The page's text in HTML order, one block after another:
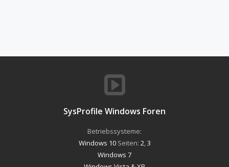
SysProfile Windows Foren
Betriebssysteme:
Windows 10Seiten: 2 3
Windows 7